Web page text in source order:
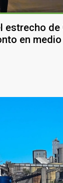
estrecho de
en